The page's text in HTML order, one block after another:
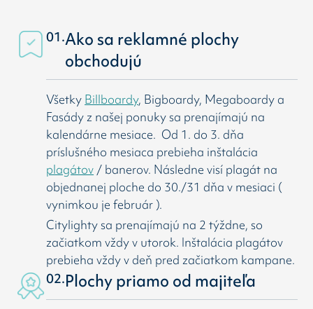
01.Ako sa reklamné plochy
obchodujú
Všetky Billboardy, Bigboardy, Megaboardy a
Fasády z našej ponuky sa prenajímajú na
kalendárne mesiace. Od 1. do 3. dňa
príslušného mesiaca prebieha inštalácia
plagátov / banerov. Následne visí plagát na
objednanej ploche do 30./31 dňa v mesiaci (
vynimkou je február ).
Citylighty sa prenajímajú na 2 týždne, so
začiatkom vždy v utorok. Inštalácia plagátov
prebieha vždy v deň pred začiatkom kampane.
02.Plochy priamo od majiteľa